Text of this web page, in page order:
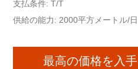
支払条件: T/T
供給の能力: 2000平方メートル/日
最高の価格を入手